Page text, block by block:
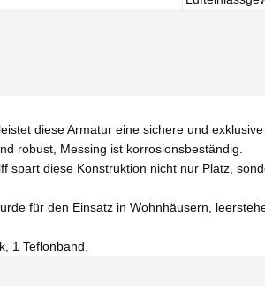
diese Armatur eine sichere und
robust, Messing ist korrosionsbeständig.
spart diese Konstruktion nicht nur Platz,
für den Einsatz in Wohnhäusern,
1 Teflonband.